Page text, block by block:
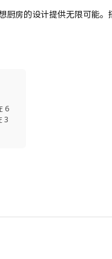
厨房的设计提供无限可能
6
3